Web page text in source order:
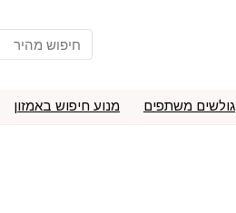
גולשים משתפים מנוע חיפוש באמזון